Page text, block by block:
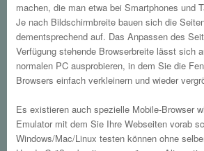
machen, die man etwa bei Smartphones und
Je nach Bildschirmbreite bauen sich die
dementsprechend auf. Das Anpassen des
Verfügung stehende Browserbreite lässt sich
normalen PC ausprobieren, in dem Sie die
Browsers einfach verkleinern und wieder
Es existieren auch spezielle Mobile-Browser
Emulator mit dem Sie Ihre Webseiten vorab
Windows/Mac/Linux testen können ohne